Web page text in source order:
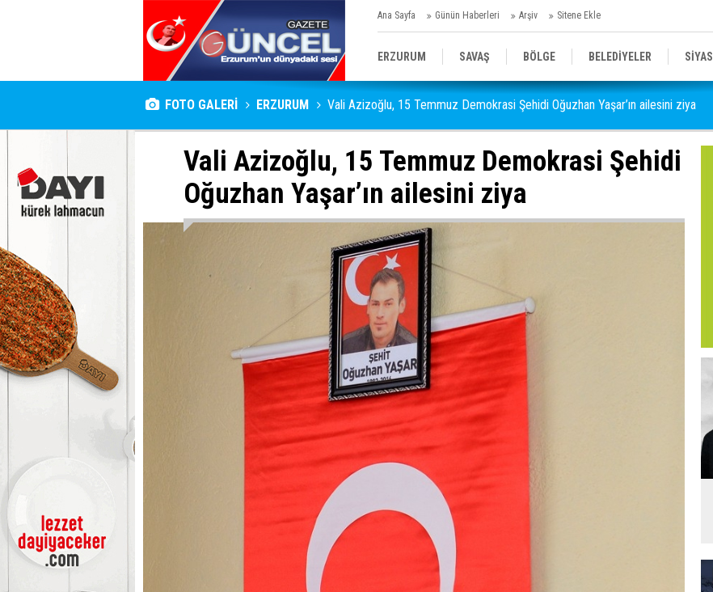
Ana Sayfa Günün Haberleri Arşiv Sitene Ekle
ERZURUM SAVAŞ BÖLGE BELEDİYELER
SPOR SAĞLIK GENEL EĞİTİM
FOTO GALERİ ERZURUM Vali Azizoğlu, 15 Temmuz Demokrasi Şehidi Oğuzhan Yaşar’ın ailesini ziya
Vali Azizoğlu, 15 Temmuz Demokrasi Şehidi
Oğuzhan Yaşar’ın ailesini ziya